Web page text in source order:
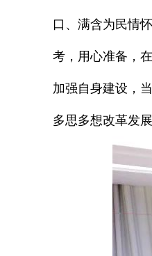
口、满含为民情
考，用心准备，
加强自身建设，
多思多想改革发